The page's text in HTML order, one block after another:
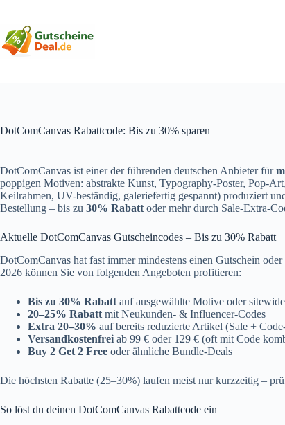
springen
DotComCanvas Rabattcode: Bis zu 30% sparen
DotComCanvas ist einer der führenden deutschen Anbieter für
poppigen Motiven: abstrakte Kunst, Typography-Poster, Pop-
Keilrahmen, UV-beständig, galeriefertig gespannt) produziert
Bestellung – bis zu 30% Rabatt oder mehr durch Sale-Extra-
Aktuelle DotComCanvas Gutscheincodes – Bis zu 30% Rabatt
DotComCanvas hat fast immer mindestens einen Gutschein
2026 können Sie von folgenden Angeboten profitieren:
Bis zu 30% Rabatt auf ausgewählte Motive oder
20–25% Rabatt mit Neukunden- & Influencer-Codes
Extra 20–30% auf bereits reduzierte Artikel (Sale +
Versandkostenfrei ab 99 € oder 129 € (oft mit Code
Buy 2 Get 2 Free oder ähnliche Bundle-Deals
Die höchsten Rabatte (25–30%) laufen meist nur kurzzeitig –
So löst du deinen DotComCanvas Rabattcode ein